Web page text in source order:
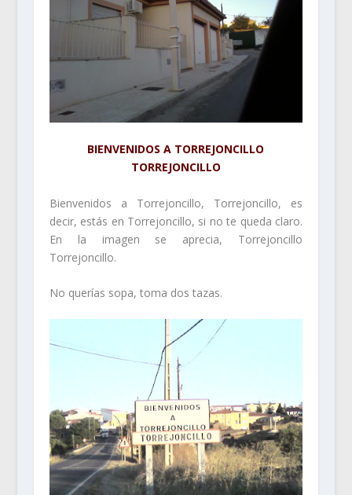
BIENVENIDOS A TORREJONCILLO
TORREJONCILLO
Bienvenidos a Torrejoncillo, Torrejoncillo, es
decir, estás en Torrejoncillo, si no te queda claro.
En la imagen se aprecia, Torrejoncillo
Torrejoncillo.
No querías sopa, toma dos tazas.